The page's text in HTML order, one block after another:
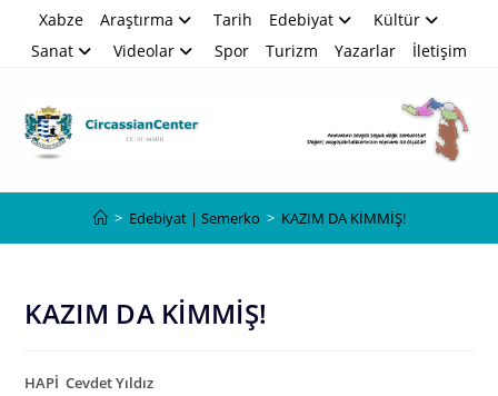
Xabze Araştırma Tarih Edebiyat
Kültür
Sanat
Videolar Spor Turizm Yazarlar İletişim
> Edebiyat | Semerko > KAZIM DA KİMMİŞ!
KAZIM DA KİMMİŞ!
HAPİ Cevdet Yıldız